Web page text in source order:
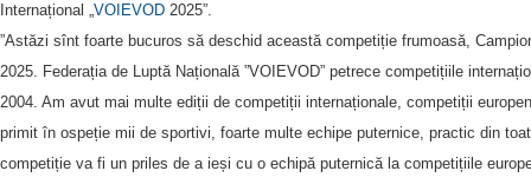
Internațional „VOIEVOD 2025”.
”Astăzi sînt foarte bucuros să deschid această competiție frumoasă,
2025. Federația de Luptă Națională ”VOIEVOD” petrece competițiile
2004. Am avut mai multe ediții de competiții internaționale, competiții
primit în ospeție mii de sportivi, foarte multe echipe puternice, practic din
competiție va fi un priles de a ieși cu o echipă puternică la competițiile